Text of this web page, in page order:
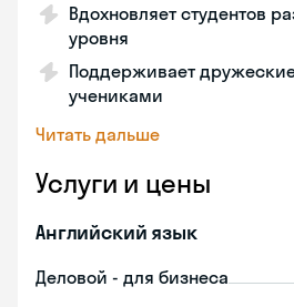
Вдохновляет студентов
уровня
Поддерживает
учениками
Читать дальше
Услуги и цены
Английский язык
Деловой - для бизнеса